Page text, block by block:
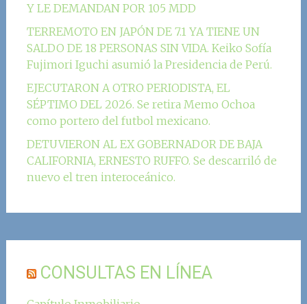
Y LE DEMANDAN POR 105 MDD
TERREMOTO EN JAPÓN DE 7.1 YA TIENE UN
SALDO DE 18 PERSONAS SIN VIDA. Keiko Sofía
Fujimori Iguchi asumió la Presidencia de Perú.
EJECUTARON A OTRO PERIODISTA, EL
SÉPTIMO DEL 2026. Se retira Memo Ochoa
como portero del futbol mexicano.
DETUVIERON AL EX GOBERNADOR DE BAJA
CALIFORNIA, ERNESTO RUFFO. Se descarriló de
nuevo el tren interoceánico.
CONSULTAS EN LÍNEA